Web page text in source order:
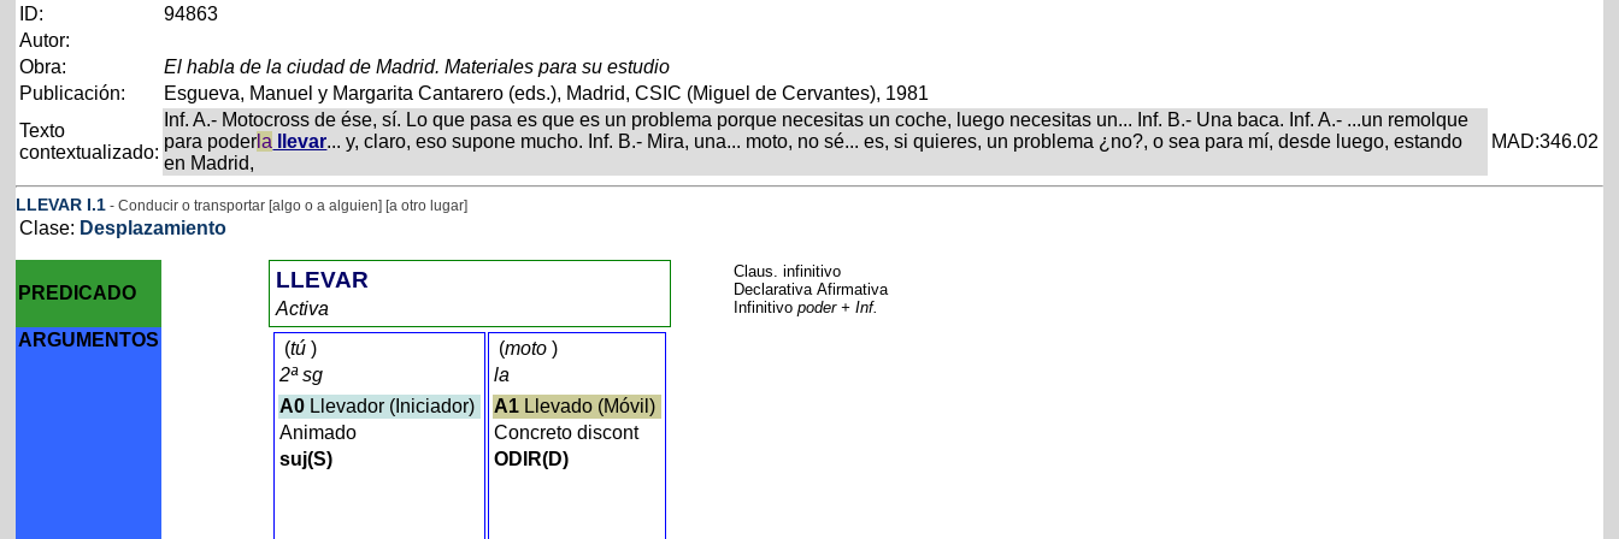
ID:
94863
Autor:
Obra:
El habla de la ciudad de Madrid. Materiales para su estudio
Publicación:
Esgueva, Manuel y Margarita Cantarero (eds.), Madrid, CSIC (Miguel de Cervantes), 1981
Texto
contextualizado:
Inf. A.- Motocross de ése, sí. Lo que pasa es que es un problema porque necesitas un coche, luego necesitas un... Inf. B.- Una baca. Inf. A.- ...un remolque
para poder la llevar... y, claro, eso supone mucho. Inf. B.- Mira, una... moto, no sé... es, si quieres, un problema ¿no?, o sea para mí, desde luego, estando
en Madrid,
MAD:346.02
LLEVAR I.1 - Conducir o transportar [algo o a alguien] [a otro lugar]
Clase: Desplazamiento
PREDICADO
LLEVAR
Activa
Claus. infinitivo
Declarativa Afirmativa
Infinitivopoder + Inf.
ARGUMENTOS (tú )
2ª sg
A0 Llevador (Iniciador)
Animado
suj(S)
(moto )
la
A1 Llevado (Móvil)
Concreto discont
ODIR(D)